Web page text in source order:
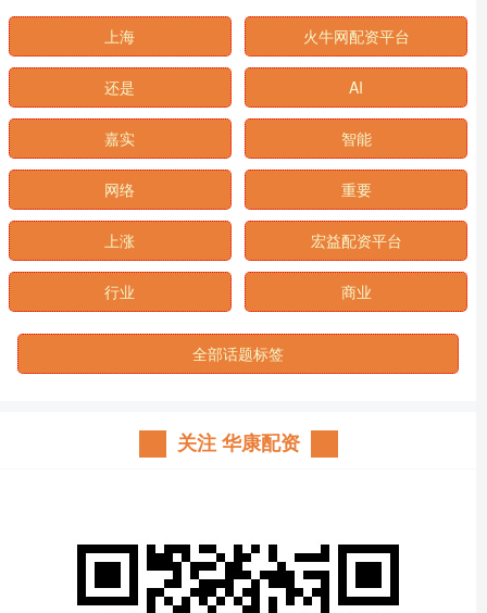
上海 火牛网配资平台
还是 AI
嘉实 智能
网络 重要
上涨 宏益配资平台
行业 商业
全部话题标签
关注 华康配资